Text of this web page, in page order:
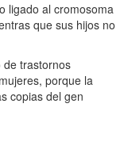
ligado al cromosoma
que sus hijos no
de trastornos
porque la
copias del gen